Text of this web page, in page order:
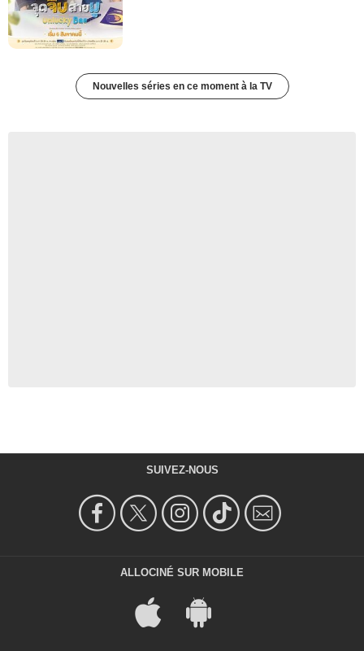
Nouvelles séries en ce moment à la TV
SUIVEZ-NOUS
ALLOCINÉ SUR MOBILE